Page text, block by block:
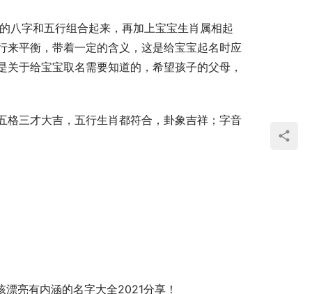
平衡，带着一定的含义，这是给宝宝起名时应
于给宝宝取名需要知道的，希望孩子的父母，
三才大吉，五行生肖都符合，卦象吉祥；字音
漂亮有内涵的名字大全2021分享！